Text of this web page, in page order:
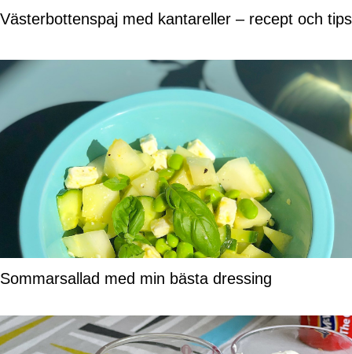
Västerbottenspaj med kantareller – recept och tips
Sommarsallad med min bästa dressing